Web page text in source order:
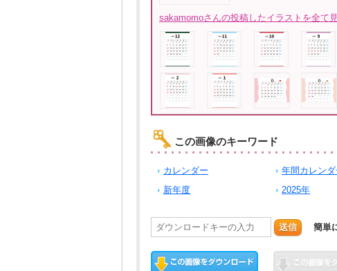
sakamomoさんの投稿したイラストを全て見
この画像のキーワード
カレンダー 年間カレンダ
新年度
2025年
送信 簡単